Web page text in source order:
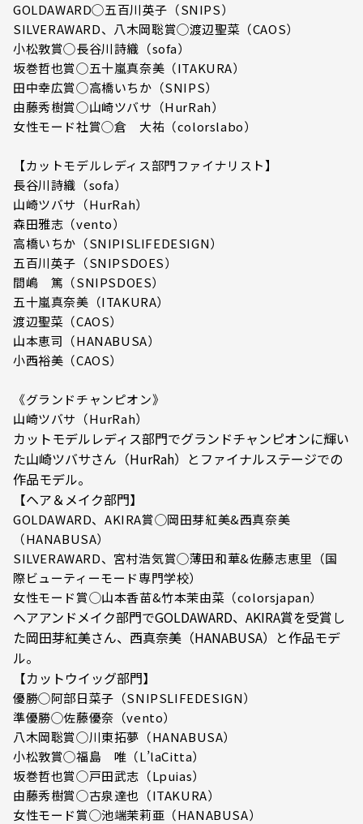
GOLDAWARD◯五百川英子（SNIPS）
SILVERAWARD、八木岡聡賞◯渡辺聖菜（CAOS）
小松敦賞◯長谷川詩織（sofa）
坂巻哲也賞◯五十嵐真奈美（ITAKURA）
田中幸広賞◯高橋いちか（SNIPS）
由藤秀樹賞◯山崎ツバサ（HurRah）
女性モード社賞◯倉 大祐（colorslabo）
【カットモデルレディス部門ファイナリスト】
長谷川詩織（sofa）
山崎ツバサ（HurRah）
森田雅志（vento）
高橋いちか（SNIPISLIFEDESIGN）
五百川英子（SNIPSDOES）
間嶋 篤（SNIPSDOES）
五十嵐真奈美（ITAKURA）
渡辺聖菜（CAOS）
山本恵司（HANABUSA）
小西裕美（CAOS）
《グランドチャンピオン》
山崎ツバサ（HurRah）
カットモデルレディス部門でグランドチャンピオンに輝い
た山崎ツバサさん（HurRah）とファイナルステージでの
作品モデル。
【ヘア＆メイク部門】
GOLDAWARD、AKIRA賞◯岡田芽紅美&西真奈美
（HANABUSA）
SILVERAWARD、宮村浩気賞◯薄田和華&佐藤志恵里（国
際ビューティーモード専門学校）
女性モード賞◯山本香苗&竹本茉由菜（colorsjapan）
ヘアアンドメイク部門でGOLDAWARD、AKIRA賞を受賞し
た岡田芽紅美さん、西真奈美（HANABUSA）と作品モデ
ル。
【カットウイッグ部門】
優勝◯阿部日菜子（SNIPSLIFEDESIGN）
準優勝◯佐藤優奈（vento）
八木岡聡賞◯川東拓夢（HANABUSA）
小松敦賞◯福島 唯（L’laCitta）
坂巻哲也賞◯戸田武志（Lpuias）
由藤秀樹賞◯古泉達也（ITAKURA）
女性モード賞◯池端茉莉亜（HANABUSA）